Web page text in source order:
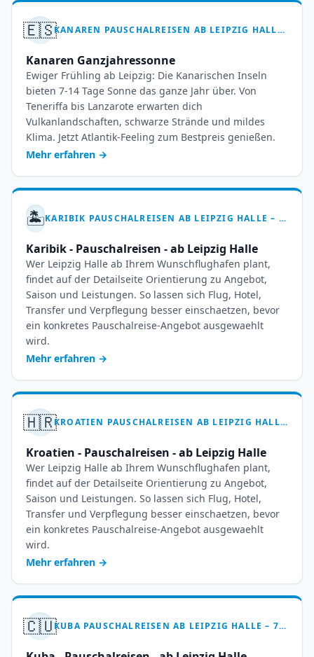
🇪🇸 KANAREN PAUSCHALREISEN AB LEIPZIG HALLE – IHR INSELTRAUM WARTET
Kanaren Ganzjahressonne
Ewiger Frühling ab Leipzig: Die Kanarischen Inseln
bieten 7-14 Tage Sonne das ganze Jahr über. Von
Teneriffa bis Lanzarote erwarten dich
Vulkanlandschaften, schwarze Strände und mildes
Klima. Jetzt Atlantik-Feeling zum Bestpreis genießen.
Mehr erfahren →
🏝️ KARIBIK PAUSCHALREISEN AB LEIPZIG HALLE – 7-14 TAGE TRAUMURLAUB
Karibik - Pauschalreisen - ab Leipzig Halle
Wer Leipzig Halle ab Ihrem Wunschflughafen plant,
findet auf der Detailseite Orientierung zu Angebot,
Saison und Leistungen. So lassen sich Flug, Hotel,
Transfer und Verpflegung besser einschaetzen, bevor
ein konkretes Pauschalreise-Angebot ausgewaehlt
wird.
Mehr erfahren →
🇭🇷 KROATIEN PAUSCHALREISEN AB LEIPZIG HALLE – IHR ADRIA-TRAUM WARTET
Kroatien - Pauschalreisen - ab Leipzig Halle
Wer Leipzig Halle ab Ihrem Wunschflughafen plant,
findet auf der Detailseite Orientierung zu Angebot,
Saison und Leistungen. So lassen sich Flug, Hotel,
Transfer und Verpflegung besser einschaetzen, bevor
ein konkretes Pauschalreise-Angebot ausgewaehlt
wird.
Mehr erfahren →
🇨🇺 KUBA PAUSCHALREISEN AB LEIPZIG HALLE – 7-14 TAGE KARIBIKTRAUM